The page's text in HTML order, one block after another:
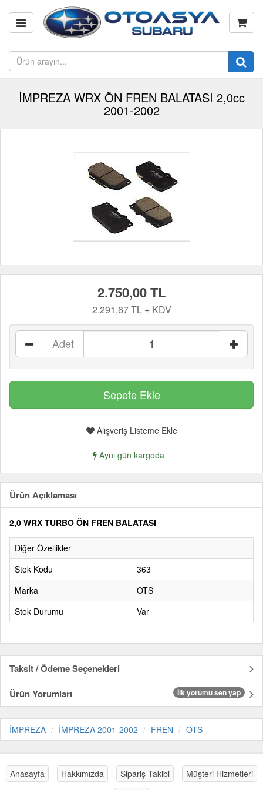
İMPREZA WRX ÖN FREN BALATASI 2,0cc
2001-2002
2.750,00 TL
2.291,67 TL + KDV
Adet
Alışveriş Listeme Ekle
Aynı gün kargoda
Ürün Açıklaması
2,0 WRX TURBO ÖN FREN BALATASI
Diğer Özellikler
Stok Kodu
363
Marka
OTS
Stok Durumu
Var
Taksit / Ödeme Seçenekleri
Ürün Yorumları
İlk yorumu sen yap
İMPREZA İMPREZA 2001-2002 FREN OTS
Anasayfa Hakkımızda Sipariş Takibi Müşteri Hizmetleri